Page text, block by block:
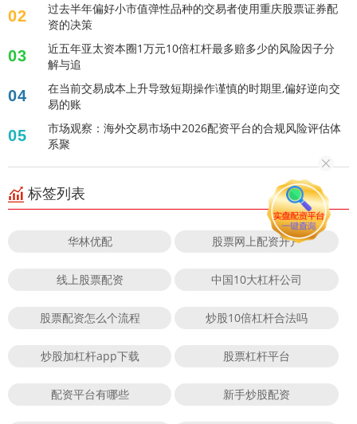
02
过去半年偏好小市值弹性品种的交易者使用重庆股票证券配
资的决策
03
近五年亚太资本圈1万元10倍杠杆最多赔多少的风险因子分
解与追
04
在当前交易成本上升导致短期操作谨慎的时期里,偏好逆向交
易的账
05
市场观察：海外交易市场中2026配资平台的合规风险评估体
系聚
标签列表
华林优配 股票网上配资开户
线上股票配资 中国10大杠杆公司
股票配资怎么个流程 炒股10倍杠杆合法吗
炒股加杠杆app下载 股票杠杆平台
配资平台有哪些 新手炒股配资